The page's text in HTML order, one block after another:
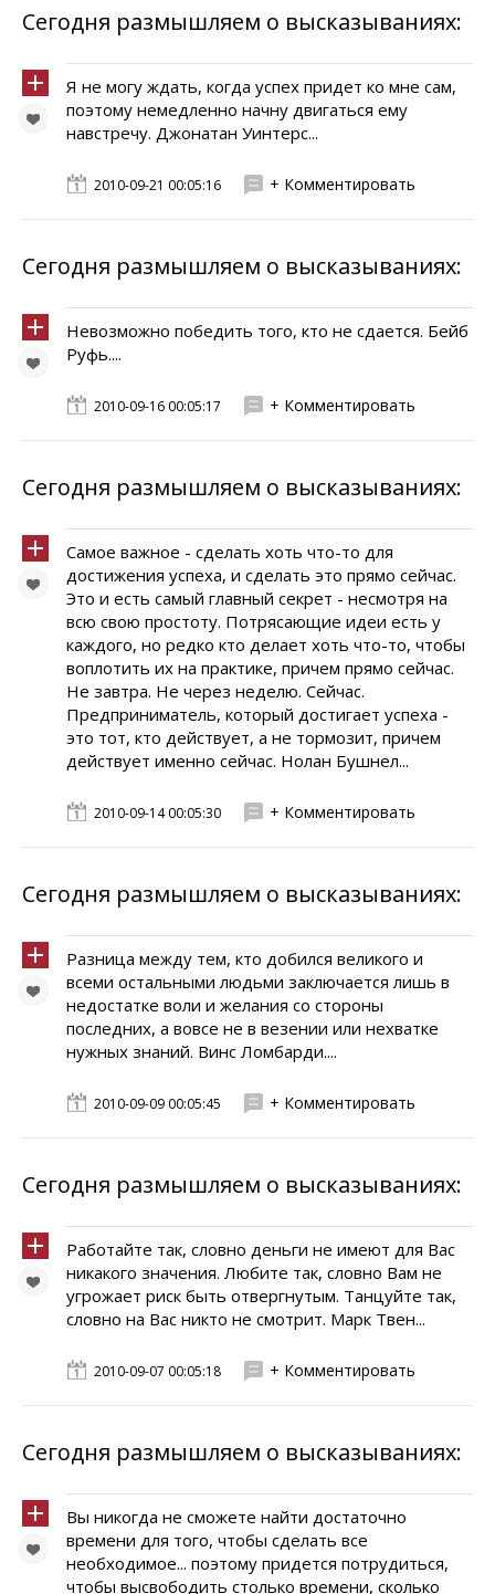
Сегодня размышляем о высказываниях:
Я не могу ждать, когда успех придет ко мне сам,
поэтому немедленно начну двигаться ему
навстречу. Джонатан Уинтерс...
2010-09-21 00:05:16 + Комментировать
Сегодня размышляем о высказываниях:
Невозможно победить того, кто не сдается. Бейб
Руфь....
2010-09-16 00:05:17 + Комментировать
Сегодня размышляем о высказываниях:
Самое важное - сделать хоть что-то для
достижения успеха, и сделать это прямо сейчас.
Это и есть самый главный секрет - несмотря на
всю свою простоту. Потрясающие идеи есть у
каждого, но редко кто делает хоть что-то, чтобы
воплотить их на практике, причем прямо сейчас.
Не завтра. Не через неделю. Сейчас.
Предприниматель, который достигает успеха -
это тот, кто действует, а не тормозит, причем
действует именно сейчас. Нолан Бушнел...
2010-09-14 00:05:30 + Комментировать
Сегодня размышляем о высказываниях:
Разница между тем, кто добился великого и
всеми остальными людьми заключается лишь в
недостатке воли и желания со стороны
последних, а вовсе не в везении или нехватке
нужных знаний. Винс Ломбарди....
2010-09-09 00:05:45 + Комментировать
Сегодня размышляем о высказываниях:
Работайте так, словно деньги не имеют для Вас
никакого значения. Любите так, словно Вам не
угрожает риск быть отвергнутым. Танцуйте так,
словно на Вас никто не смотрит. Марк Твен...
2010-09-07 00:05:18 + Комментировать
Сегодня размышляем о высказываниях:
Вы никогда не сможете найти достаточно
времени для того, чтобы сделать все
необходимое... поэтому придется потрудиться,
чтобы высвободить столько времени, сколько